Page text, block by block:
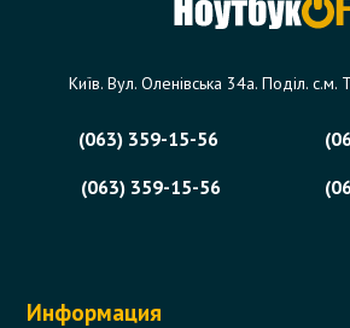
Київ. Вул. Оленівська 34а. Поділ.
(063) 359-15-56
(063) 359-15-56
Информация